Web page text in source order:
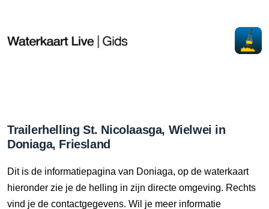
Trailerhelling St. Nicolaasga, Wielwei in
Doniaga, Friesland
Dit is de informatiepagina van Doniaga, op de waterkaart
hieronder zie je de helling in zijn directe omgeving. Rechts
vind je de contactgegevens. Wil je meer informatie